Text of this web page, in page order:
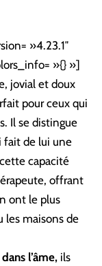
»4.23.1″
»{} »]
jovial et doux
pour ceux qui
Il se distingue
fait de lui une
capacité
offrant
ont le plus
les maisons de
l’âme, ils